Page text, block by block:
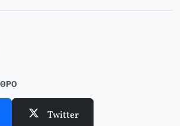
Twitter